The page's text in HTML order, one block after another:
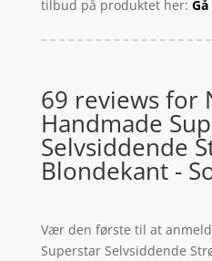
tilbud på produktet her:
69 reviews for
Handmade
Selvsiddende
Blondekant -
Vær den første til at
Superstar Selvsiddende